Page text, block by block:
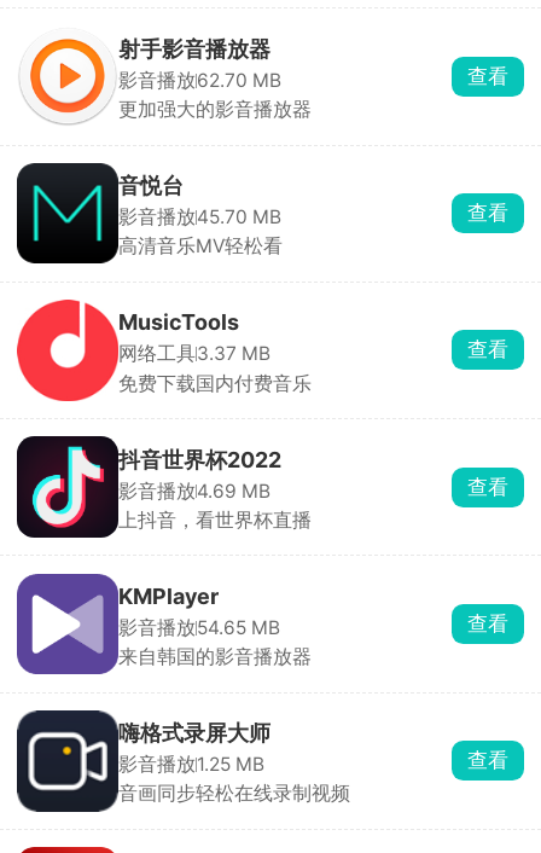
射手影音播放器
影音播放62.70 MB
更加强大的影音播放器
查看
音悦台
影音播放45.70 MB
高清音乐MV轻松看
查看
MusicTools
网络工具3.37 MB
免费下载国内付费音乐
查看
抖音世界杯2022
影音播放4.69 MB
上抖音，看世界杯直播
查看
KMPlayer
影音播放54.65 MB
来自韩国的影音播放器
查看
嗨格式录屏大师
影音播放1.25 MB
音画同步轻松在线录制视频
查看